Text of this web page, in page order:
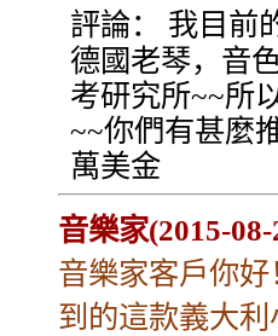
評論：
我目前
德國老琴，音
考研究所~~所
~~你們有甚麼
萬美金
音樂家(2015-
音樂家客戶你
到的這款義大